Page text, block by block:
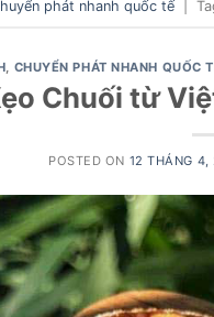
phát nhanh quốc tế
CHUYỂN PHÁT NHANH QUỐC
Chuối từ
POSTED ON 12 THÁNG 4,